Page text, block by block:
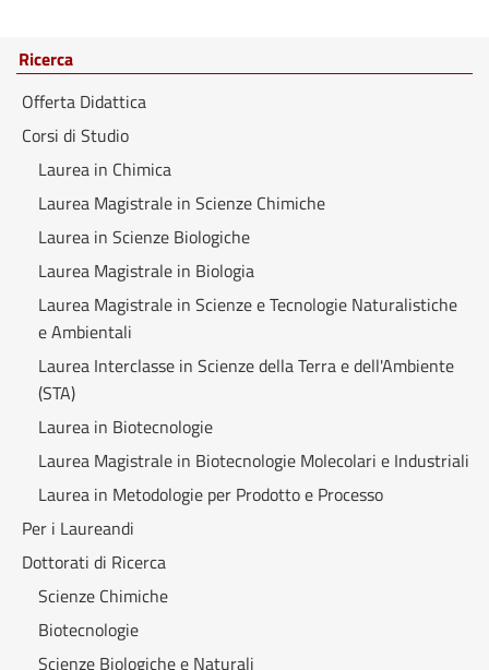
Ricerca
Offerta Didattica
Corsi di Studio
Laurea in Chimica
Laurea Magistrale in Scienze Chimiche
Laurea in Scienze Biologiche
Laurea Magistrale in Biologia
Laurea Magistrale in Scienze e Tecnologie Naturalistiche
e Ambientali
Laurea Interclasse in Scienze della Terra e dell'Ambiente
(STA)
Laurea in Biotecnologie
Laurea Magistrale in Biotecnologie Molecolari e Industriali
Laurea in Metodologie per Prodotto e Processo
Per i Laureandi
Dottorati di Ricerca
Scienze Chimiche
Biotecnologie
Scienze Biologiche e Naturali